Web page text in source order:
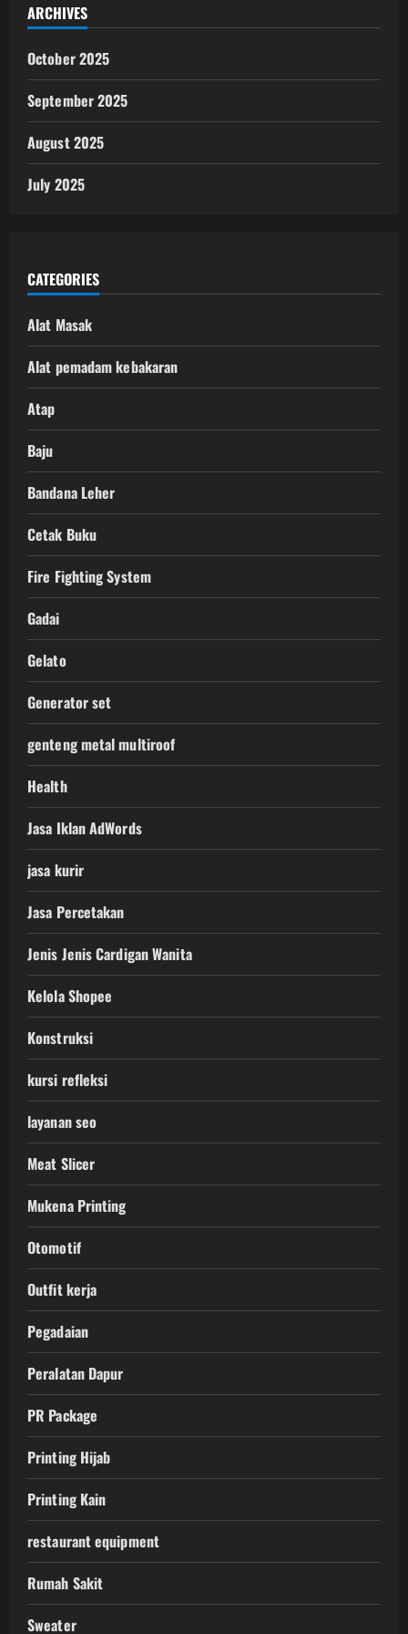
ARCHIVES
October 2025
September 2025
August 2025
July 2025
CATEGORIES
Alat Masak
Alat pemadam kebakaran
Atap
Baju
Bandana Leher
Cetak Buku
Fire Fighting System
Gadai
Gelato
Generator set
genteng metal multiroof
Health
Jasa Iklan AdWords
jasa kurir
Jasa Percetakan
Jenis Jenis Cardigan Wanita
Kelola Shopee
Konstruksi
kursi refleksi
layanan seo
Meat Slicer
Mukena Printing
Otomotif
Outfit kerja
Pegadaian
Peralatan Dapur
PR Package
Printing Hijab
Printing Kain
restaurant equipment
Rumah Sakit
Sweater